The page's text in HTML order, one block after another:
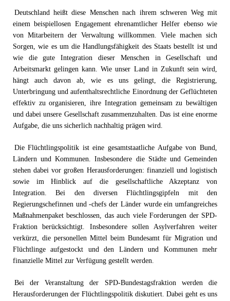
Deutschland heißt diese Menschen nach ihrem schweren Weg mit
einem beispiellosen Engagement ehrenamtlicher Helfer ebenso wie
von Mitarbeitern der Verwaltung willkommen. Viele machen sich
Sorgen, wie es um die Handlungsfähigkeit des Staats bestellt ist und
wie die gute Integration dieser Menschen in Gesellschaft und
Arbeitsmarkt gelingen kann. Wie unser Land in Zukunft sein wird,
hängt auch davon ab, wie es uns gelingt, die Registrierung,
Unterbringung und aufenthaltsrechtliche Einordnung der Geflüchteten
effektiv zu organisieren, ihre Integration gemeinsam zu bewältigen
und dabei unsere Gesellschaft zusammenzuhalten. Das ist eine enorme
Aufgabe, die uns sicherlich nachhaltig prägen wird.
Die Flüchtlingspolitik ist eine gesamtstaatliche Aufgabe von Bund,
Ländern und Kommunen. Insbesondere die Städte und Gemeinden
stehen dabei vor großen Herausforderungen: finanziell und logistisch
sowie im Hinblick auf die gesellschaftliche Akzeptanz von
Integration. Bei den diversen Flüchtlingsgipfeln mit den
Regierungschefinnen und -chefs der Länder wurde ein umfangreiches
Maßnahmenpaket beschlossen, das auch viele Forderungen der SPD-
Fraktion berücksichtigt. Insbesondere sollen Asylverfahren weiter
verkürzt, die personellen Mittel beim Bundesamt für Migration und
Flüchtlinge aufgestockt und den Ländern und Kommunen mehr
finanzielle Mittel zur Verfügung gestellt werden.
Bei der Veranstaltung der SPD-Bundestagsfraktion werden die
Herausforderungen der Flüchtlingspolitik diskutiert. Dabei geht es uns